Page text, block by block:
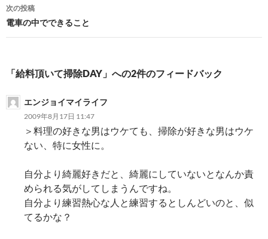
ビ
ゲ
ー
ョ
次の投稿
電車の中でできること
「給料頂いて掃除DAY」への2件のフィードバック
エンジョイマイライフ
2009年8月17日 11:47
＞料理の好きな男はウケても、掃除が好きな男はウケ
ない、特に女性に。
自分より綺麗好きだと、綺麗にしていないとなんか責
められる気がしてしまうんですね。
自分より練習熱心な人と練習するとしんどいのと、似
てるかな？